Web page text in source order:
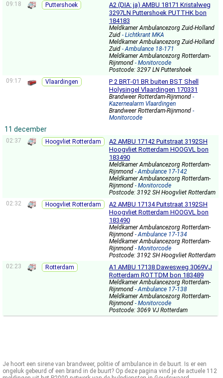
09:18
Puttershoek
A2 (DIA: ja) AMBU 18171 Kristalweg
3297LN Puttershoek PUTTHK bon
184183
Meldkamer Ambulancezorg Zuid-Holland
Zuid - Lichtkrant MKA
Meldkamer Ambulancezorg Zuid-Holland
Zuid - Ambulance 18-171
Meldkamer Ambulancezorg Rotterdam-
Rijnmond - Monitorcode
Postcode: 3297 LN Puttershoek
09:17
Vlaardingen
P 2 BRT-01 BR buiten BST Shell
Holysingel Vlaardingen 170331
Brandweer Rotterdam-Rijnmond -
Kazernealarm Vlaardingen
Brandweer Rotterdam-Rijnmond -
Monitorcode
11 december
02:37 Hoogvliet Rotterdam
A2 AMBU 17142 Puitstraat 3192SH
Hoogvliet Rotterdam HOOGVL bon
183490
Meldkamer Ambulancezorg Rotterdam-
Rijnmond - Ambulance 17-142
Meldkamer Ambulancezorg Rotterdam-
Rijnmond - Monitorcode
Postcode: 3192 SH Hoogvliet Rotterdam
02:32
Hoogvliet Rotterdam
A2 AMBU 17134 Puitstraat 3192SH
Hoogvliet Rotterdam HOOGVL bon
183490
Meldkamer Ambulancezorg Rotterdam-
Rijnmond - Ambulance 17-134
Meldkamer Ambulancezorg Rotterdam-
Rijnmond - Monitorcode
Postcode: 3192 SH Hoogvliet Rotterdam
02:23
Rotterdam
A1 AMBU 17138 Dawesweg 3069VJ
Rotterdam ROTTDM bon 183489
Meldkamer Ambulancezorg Rotterdam-
Rijnmond - Ambulance 17-138
Meldkamer Ambulancezorg Rotterdam-
Rijnmond - Monitorcode
Postcode: 3069 VJ Rotterdam
Je hoort een sirene van brandweer, politie of ambulance in de buurt. Is er een
ongeluk gebeurd of een brand in de buurt? Op deze pagina vind je de actuele 112